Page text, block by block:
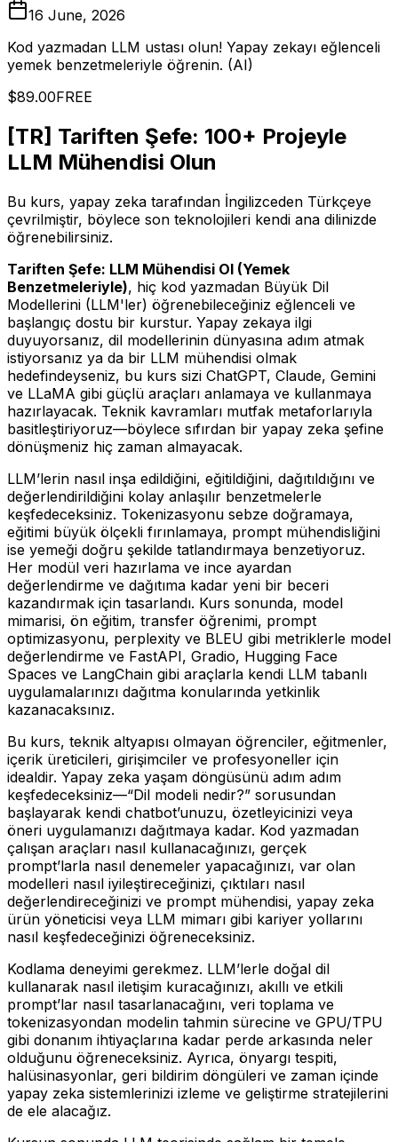
16 June, 2026
Kod yazmadan LLM ustası olun! Yapay zekayı eğlenceli
yemek benzetmeleriyle öğrenin. (AI)
$89.00FREE
[TR] Tariften Şefe: 100+ Projeyle
LLM Mühendisi Olun
Bu kurs, yapay zeka tarafından İngilizceden Türkçeye
çevrilmiştir, böylece son teknolojileri kendi ana dilinizde
öğrenebilirsiniz.
Tariften Şefe: LLM Mühendisi Ol (Yemek
Benzetmeleriyle), hiç kod yazmadan Büyük Dil
Modellerini (LLM'ler) öğrenebileceğiniz eğlenceli ve
başlangıç dostu bir kurstur. Yapay zekaya ilgi
duyuyorsanız, dil modellerinin dünyasına adım atmak
istiyorsanız ya da bir LLM mühendisi olmak
hedefindeyseniz, bu kurs sizi ChatGPT, Claude, Gemini
ve LLaMA gibi güçlü araçları anlamaya ve kullanmaya
hazırlayacak. Teknik kavramları mutfak metaforlarıyla
basitleştiriyoruz—böylece sıfırdan bir yapay zeka şefine
dönüşmeniz hiç zaman almayacak.
LLM’lerin nasıl inşa edildiğini, eğitildiğini, dağıtıldığını ve
değerlendirildiğini kolay anlaşılır benzetmelerle
keşfedeceksiniz. Tokenizasyonu sebze doğramaya,
eğitimi büyük ölçekli fırınlamaya, prompt mühendisliğini
ise yemeği doğru şekilde tatlandırmaya benzetiyoruz.
Her modül veri hazırlama ve ince ayardan
değerlendirme ve dağıtıma kadar yeni bir beceri
kazandırmak için tasarlandı. Kurs sonunda, model
mimarisi, ön eğitim, transfer öğrenimi, prompt
optimizasyonu, perplexity ve BLEU gibi metriklerle model
değerlendirme ve FastAPI, Gradio, Hugging Face
Spaces ve LangChain gibi araçlarla kendi LLM tabanlı
uygulamalarınızı dağıtma konularında yetkinlik
kazanacaksınız.
Bu kurs, teknik altyapısı olmayan öğrenciler, eğitmenler,
içerik üreticileri, girişimciler ve profesyoneller için
idealdir. Yapay zeka yaşam döngüsünü adım adım
keşfedeceksiniz—“Dil modeli nedir?” sorusundan
başlayarak kendi chatbot’unuzu, özetleyicinizi veya
öneri uygulamanızı dağıtmaya kadar. Kod yazmadan
çalışan araçları nasıl kullanacağınızı, gerçek
prompt’larla nasıl denemeler yapacağınızı, var olan
modelleri nasıl iyileştireceğinizi, çıktıları nasıl
değerlendireceğinizi ve prompt mühendisi, yapay zeka
ürün yöneticisi veya LLM mimarı gibi kariyer yollarını
nasıl keşfedeceğinizi öğreneceksiniz.
Kodlama deneyimi gerekmez. LLM’lerle doğal dil
kullanarak nasıl iletişim kuracağınızı, akıllı ve etkili
prompt’lar nasıl tasarlanacağını, veri toplama ve
tokenizasyondan modelin tahmin sürecine ve GPU/TPU
gibi donanım ihtiyaçlarına kadar perde arkasında neler
olduğunu öğreneceksiniz. Ayrıca, önyargı tespiti,
halüsinasyonlar, geri bildirim döngüleri ve zaman içinde
yapay zeka sistemlerinizi izleme ve geliştirme stratejilerini
de ele alacağız.